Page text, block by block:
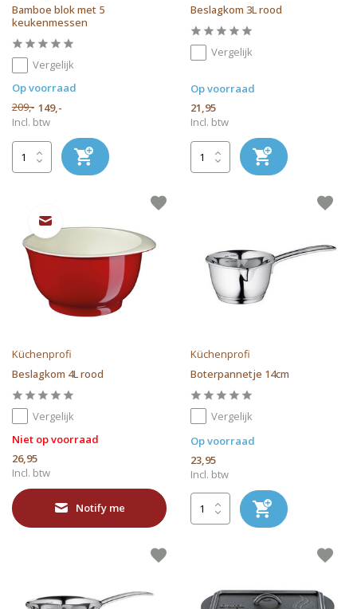
Bamboe blok met 5
keukenmessen
Vergelijk
Op voorraad
209,- 149,-
Incl. btw
Beslagkom 3L rood
Vergelijk
Op voorraad
21,95
Incl. btw
Küchenprofi
Beslagkom 4L rood
Vergelijk
Niet op voorraad
26,95
Incl. btw
Notify me
Küchenprofi
Boterpannetje 14cm
Vergelijk
Op voorraad
23,95
Incl. btw